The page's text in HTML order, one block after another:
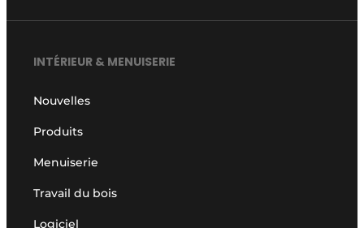
INTÉRIEUR & MENUISERIE
Nouvelles
Produits
Menuiserie
Travail du bois
Logiciel